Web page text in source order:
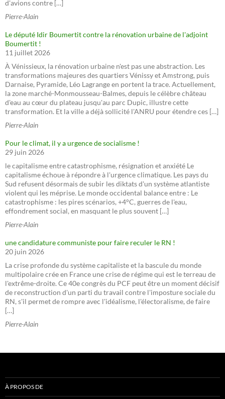
d'avions contre […]
Pierre-Alain
Le député Idir Boumertit contre la rénovation urbaine de l'adjoint
Boumertit !
11 juillet 2026
À Vénissieux, la rénovation urbaine n'est pas une abstraction. Les
transformations majeures des quartiers Vénissy et Amstrong, puis
Darnaise, Pyramide, Léo Lagrange en portent la trace. Actuellement,
la zone marché-Monmousseau-Balmes, depuis le célèbre château
d'eau au cœur du plateau jusqu'au parc Dupic, illustre cette
transformation. Et la ville a déjà sollicité l'ANRU pour étendre ces […]
Pierre-Alain
Pour le climat, il y a urgence de socialisme !
29 juin 2026
le capitalisme entre catastrophisme, résignation et anxiété Le
capitalisme échoue à répondre à l'urgence climatique. Les pays du
Sud refusent désormais de subir les diktats d'un système atlantiste
violent qui les méprise. Le monde occidental balance entre : Le
catastrophisme : les pires scénarios, +4°C, guerres de l'eau,
effondrement social, en masquant le plus souvent […]
Pierre-Alain
une candidature communiste pour faire reculer le RN !
20 juin 2026
La crise profonde du système capitaliste et la bascule du monde
multipolaire crée en France une crise de régime qui est le terreau de
l'extrême-droite. Ce 40e congrès du PCF peut être un moment décisif
de reconstruction d'un parti du travail contre l'imposture sociale du
RN, s'il permet de rompre avec l'idéalisme, l'électoralisme, de faire
[…]
Pierre-Alain
À PROPOS DE